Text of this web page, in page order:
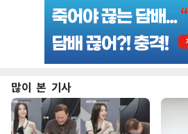
많이 본 기사